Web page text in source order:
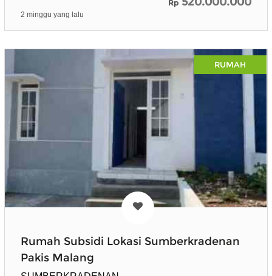
Rp
2 minggu yang lalu
RUMAH
Rumah Subsidi Lokasi Sumberkradenan
Pakis Malang